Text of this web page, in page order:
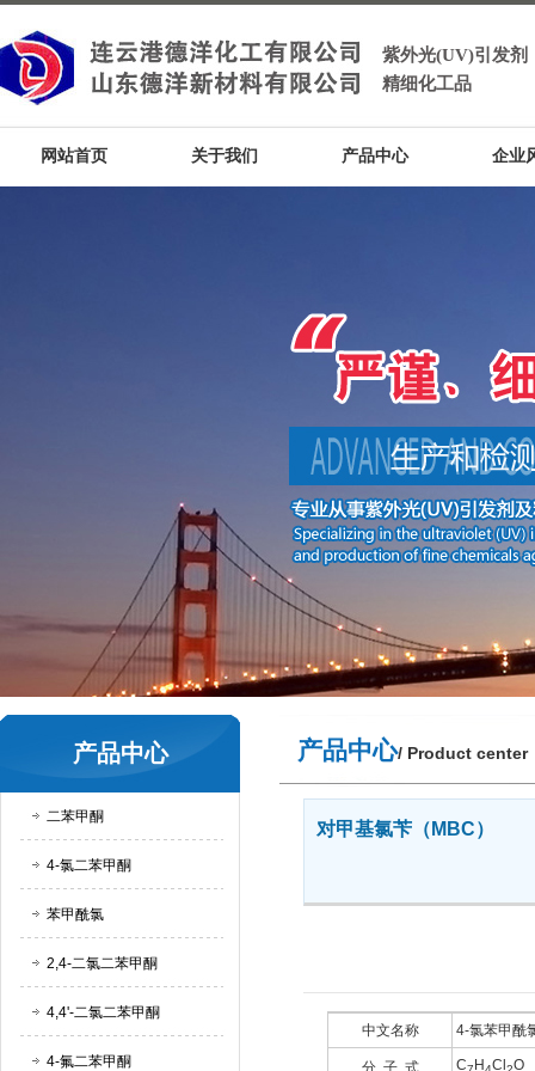
紫外光(UV)引发剂
精细化工品
网站首页 关于我们 产品中心 企业
产品中心
二苯甲酮
4-氯二苯甲酮
苯甲酰氯
2,4-二氯二苯甲酮
4,4'-二氯二苯甲酮
4-氟二苯甲酮
产品中心/ Product center
对甲基氯苄（MBC）
中文名称 4-氯苯甲酰
分 子 式 C H Cl O